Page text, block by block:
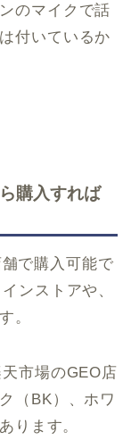
のマイクで話
付いているか
購入すれば
で購入可能で
ンストアや、
。
市場のGEO店
（BK）、ホワ
ります。